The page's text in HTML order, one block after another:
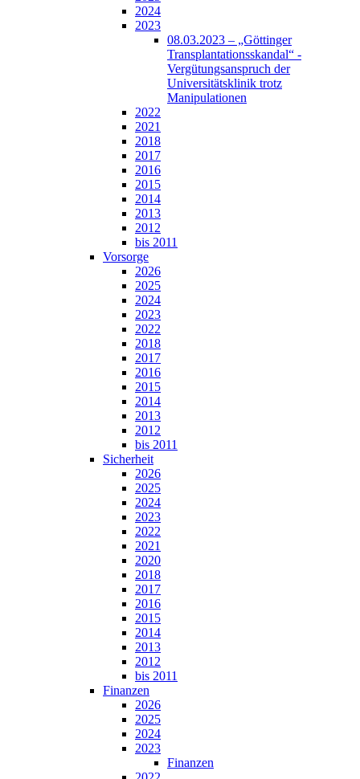
2024
2023
08.03.2023 – „Göttinger
Transplantationsskandal“ -
Vergütungsanspruch der
Universitätsklinik trotz
Manipulationen
2022
2021
2018
2017
2016
2015
2014
2013
2012
bis 2011
Vorsorge
2026
2025
2024
2023
2022
2018
2017
2016
2015
2014
2013
2012
bis 2011
Sicherheit
2026
2025
2024
2023
2022
2021
2020
2018
2017
2016
2015
2014
2013
2012
bis 2011
Finanzen
2026
2025
2024
2023
Finanzen